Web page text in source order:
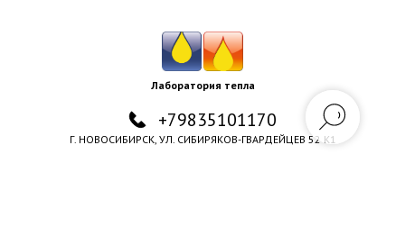
Лаборатория тепла
+79835101170
Г. НОВОСИБИРСК, УЛ. СИБИРЯКОВ-ГВАРДЕЙЦЕВ 52 К1